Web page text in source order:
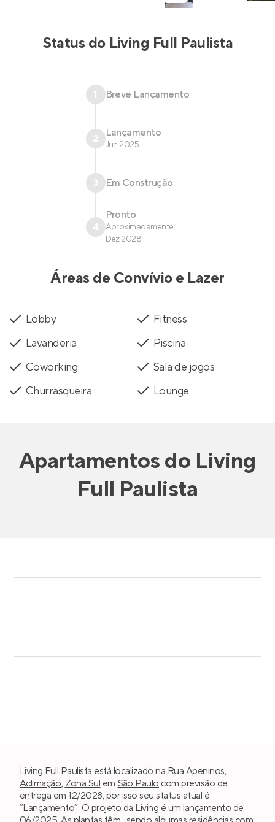
Status do Living Full Paulista
1 Breve Lançamento
2 Lançamento
Jun 2025
3 Em Construção
4
Pronto
Aproximadamente
Dez 2028
Áreas de Convívio e Lazer
Lobby
Fitness
Lavanderia
Piscina
Coworking
Sala de jogos
Churrasqueira
Lounge
Apartamentosdo Living
Full Paulista
Living Full Paulista está localizado na Rua Apeninos,
Aclimação, Zona Sul em São Paulo com previsão de
entrega em 12/2028, por isso seu status atual é
“Lançamento”. O projeto da Living é um lançamento de